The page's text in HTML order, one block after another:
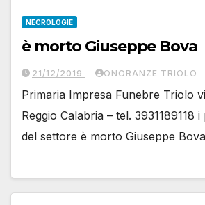
NECROLOGIE
è morto Giuseppe Bova
21/12/2019 ONORANZE TRIOLO
Primaria Impresa Funebre Triolo
Reggio Calabria – tel. 3931189118
del settore è morto Giuseppe Bova